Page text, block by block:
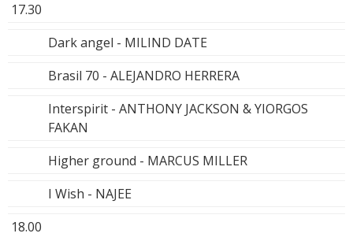
17.30
Dark angel - MILIND DATE
Brasil 70 - ALEJANDRO HERRERA
Interspirit - ANTHONY JACKSON & YIORGOS
FAKAN
Higher ground - MARCUS MILLER
I Wish - NAJEE
18.00